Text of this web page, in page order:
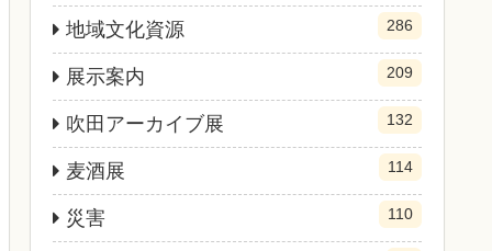
地域文化資源 286
展示案内 209
吹田アーカイブ展 132
麦酒展 114
災害 110